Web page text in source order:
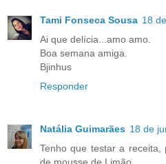
Tami Fonseca Sousa 18
Ai que delícia...amo amo.
Boa semana amiga.
Bjinhus
Responder
Natália Guimarães 18 de
Tenho que testar a
de mousse de Limão...